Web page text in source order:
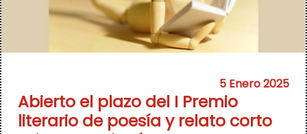
5 Enero 2025
Abierto el plazo del I Premio
literario de poesía y relato corto